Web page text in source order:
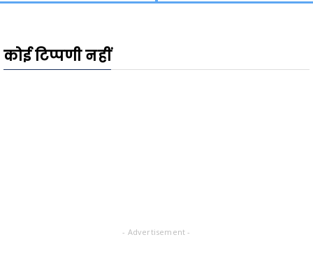
कोई टिप्पणी नहीं
- Advertisement -